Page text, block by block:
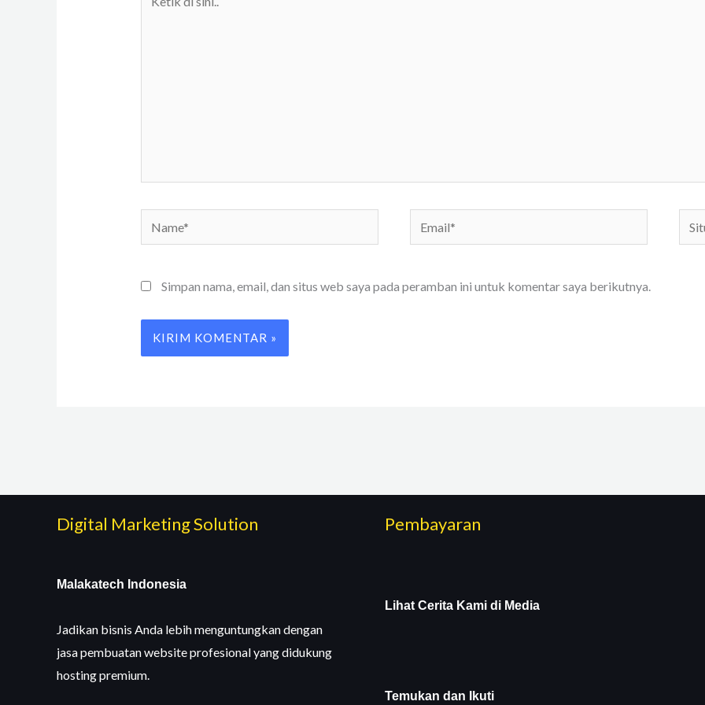
Name* Email*
Situs
Web
Simpan nama, email, dan situs web saya pada peramban ini untuk komentar saya berikutnya.
Digital Marketing Solution
Malakatech Indonesia
Jadikan bisnis Anda lebih menguntungkan dengan
jasa pembuatan website profesional yang didukung
hosting premium.
Pembayaran
Lihat Cerita Kami di Media
Temukan dan Ikuti